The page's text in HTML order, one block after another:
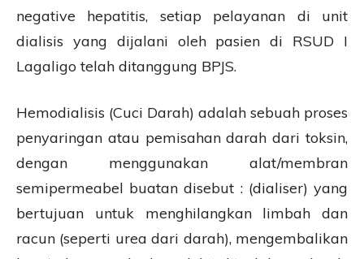
negative hepatitis, setiap pelayanan di unit
dialisis yang dijalani oleh pasien di RSUD I
Lagaligo telah ditanggung BPJS.
Hemodialisis (Cuci Darah) adalah sebuah proses
penyaringan atau pemisahan darah dari toksin,
dengan menggunakan alat/membran
semipermeabel buatan disebut : (dialiser) yang
bertujuan untuk menghilangkan limbah dan
racun (seperti urea dari darah), mengembalikan